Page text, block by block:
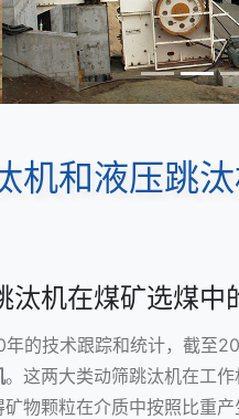
机和液压跳
汰机在煤矿选煤中
的技术跟踪和统计，截至
。这两大类动筛跳汰机在工
物颗粒在介质中按照比重